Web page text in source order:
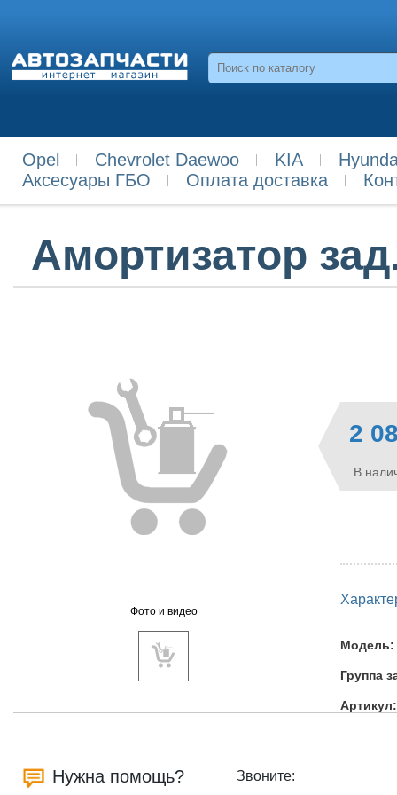
Opel Chevrolet Daewoo KIA
Аксесуары ГБО
Оплата доставка
Амортизатор
Фото и видео
2
В
Модель:
Группа
Артикул:
Нужна помощь? Звоните: